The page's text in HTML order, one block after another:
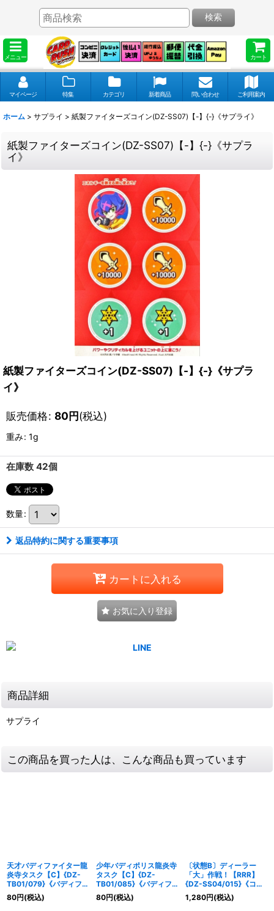
メニュー カート
検索
マイページ 特集 カテゴリ 新着商品 問い合わせ ご利用案内
ホーム > サプライ > 紙製ファイターズコイン(DZ-SS07)【-】{-}《サプライ》
紙製ファイターズコイン(DZ-SS07)【-】{-}《サプラ
イ》
紙製ファイターズコイン(DZ-SS07)【-】{-}《サプラ
イ》
販売価格: 80円(税込)
重み: 1g
在庫数 42個
数量:
返品特約に関する重要事項
カートに入れる
お気に入り登録
商品詳細
サプライ
この商品を買った人は、こんな商品も買っています
天才バディファイター龍
炎寺タスク【C】{DZ-
TB01/079}《バディフ
ァイト》
80円(税込)
少年バディポリス龍炎寺
タスク【C】{DZ-
TB01/085}《バディフ
ァイト》
80円(税込)
〔状態B〕ディーラー
「大」作戦！【RRR】
{DZ-SS04/015}《コロ
コロケテルサンクチュア
リ》
1,280円(税込)